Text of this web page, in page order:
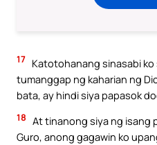
17 Katotohanang sinasabi
tumanggap ng kaharian ng
bata, ay hindi siya papasok
18 At tinanong siya ng isang
Guro, anong gagawin ko